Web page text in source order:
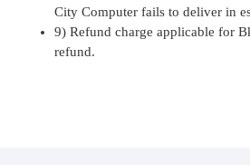
City Computer fails to deliver in
9) Refund charge applicable for
refund.